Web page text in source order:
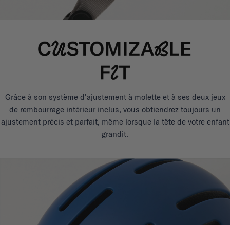
Grâce à son système d'ajustement à molette et à ses deux jeux
de rembourrage intérieur inclus, vous obtiendrez toujours un
ajustement précis et parfait, même lorsque la tête de votre enfant
grandit.